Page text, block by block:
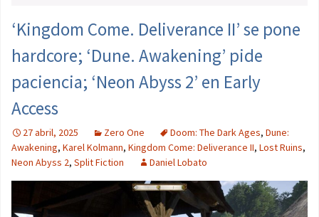
‘Kingdom Come. Deliverance II’ se pone
hardcore; ‘Dune. Awakening’ pide
paciencia; ‘Neon Abyss 2’ en Early
Access
27 abril, 2025 Zero One Doom: The Dark Ages, Dune:
Awakening, Karel Kolmann, Kingdom Come: Deliverance II, Lost Ruins,
Neon Abyss 2, Split Fiction Daniel Lobato